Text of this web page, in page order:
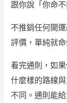
跟你說「你命
不推銷任何開
評價，單純就
看完通則，如
什麼樣的路線
不同。通則能